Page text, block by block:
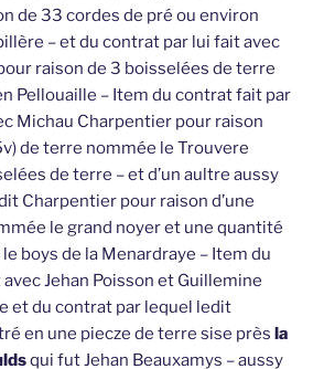
de 33 cordes de pré ou environ
– et du contrat par lui fait avec
raison de 3 boisselées de terre
Pellouaille – Item du contrat fait par
Michau Charpentier pour raison
de terre nommée le Trouvere
de terre – et d’un aultre aussy
Charpentier pour raison d’une
le grand noyer et une quantité
boys de la Menardraye – Item du
Jehan Poisson et Guillemine
et du contrat par lequel ledit
en une piecze de terre sise près la
qui fut Jehan Beauxamys – aussy